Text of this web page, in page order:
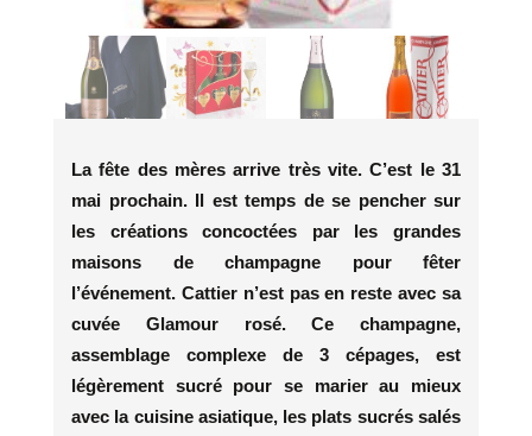
La fête des mères arrive très vite. C’est le 31
mai prochain. Il est temps de se pencher sur
les créations concoctées par les grandes
maisons de champagne pour fêter
l’événement. Cattier n’est pas en reste avec sa
cuvée Glamour rosé. Ce champagne,
assemblage complexe de 3 cépages, est
légèrement sucré pour se marier au mieux
avec la cuisine asiatique, les plats sucrés salés